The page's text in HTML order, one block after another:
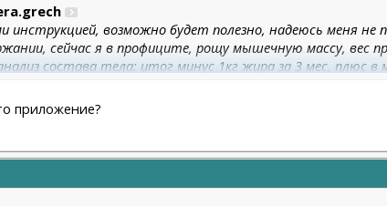
инструкцией, возможно будет полезно, надеюсь меня
сейчас я в профиците, рощу мышечную массу, вес
состава тела: итог минус 1кг жира за 3 мес, плюс
приложение?